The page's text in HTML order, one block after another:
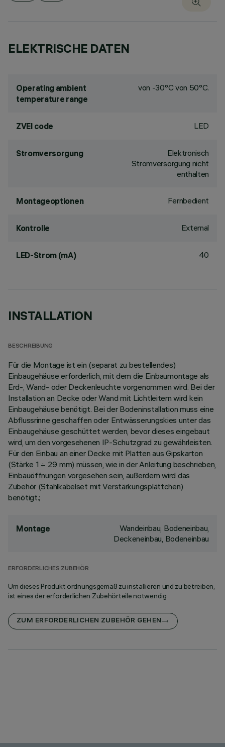
ELEKTRISCHE DATEN
Operating ambient
temperature range
von -30°C von 50°C.
ZVEI code LED
Stromversorgung
Elektronisch
Stromversorgung nicht
enthalten
Montageoptionen Fernbedient
Kontrolle External
LED-Strom (mA) 40
INSTALLATION
BESCHREIBUNG
Für die Montage ist ein (separat zu bestellendes)
Einbaugehäuse erforderlich, mit dem die Einbaumontage als
Erd-, Wand- oder Deckenleuchte vorgenommen wird. Bei der
Installation an Decke oder Wand mit Lichtleitern wird kein
Einbaugehäuse benötigt. Bei der Bodeninstallation muss eine
Abflussrinne geschaffen oder Entwässerungskies unter das
Einbaugehäuse geschüttet werden, bevor dieses eingebaut
wird, um den vorgesehenen IP-Schutzgrad zu gewährleisten.
Für den Einbau an einer Decke mit Platten aus Gipskarton
(Stärke 1 ÷ 29 mm) müssen, wie in der Anleitung beschrieben,
Einbauöffnungen vorgesehen sein, außerdem wird das
Zubehör (Stahlkabelset mit Verstärkungsplättchen)
benötigt.;
Montage
Wandeinbau, Bodeneinbau,
Deckeneinbau, Bodeneinbau
ERFORDERLICHES ZUBEHÖR
Um dieses Produkt ordnungsgemäß zu installieren und zu betreiben,
ist eines der erforderlichen Zubehörteile notwendig
ZUM ERFORDERLICHEN ZUBEHÖR GEHEN